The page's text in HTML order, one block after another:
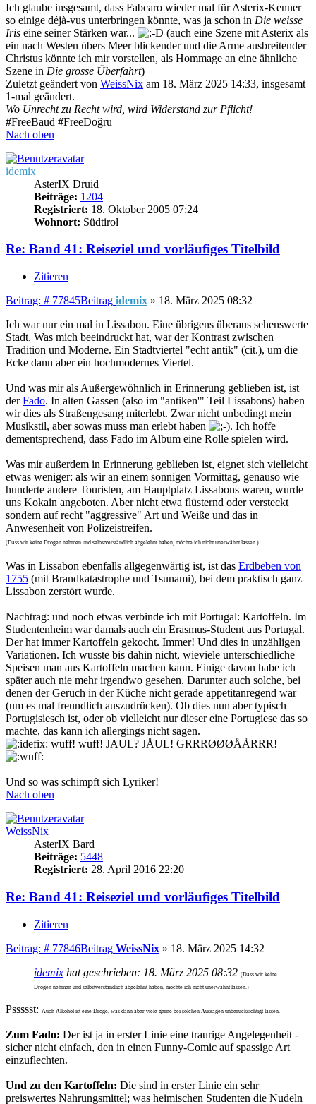
Ich glaube insgesamt, dass Fabcaro wieder mal für Asterix-Kenner
so einige déjà-vus unterbringen könnte, was ja schon in Die weisse
Iris eine seiner Stärken war...
(auch eine Szene mit Asterix als
ein nach Westen übers Meer blickender und die Arme ausbreitender
Christus könnte ich mir vorstellen, als Hommage an eine ähnliche
Szene in Die grosse Überfahrt)
Zuletzt geändert von WeissNix am 18. März 2025 14:33, insgesamt
1-mal geändert.
Wo Unrecht zu Recht wird, wird Widerstand zur Pflicht!
#FreeBaud #FreeDoğru
Nach oben
idemix
AsterIX Druid
Beiträge: 1204
Registriert: 18. Oktober 2005 07:24
Wohnort: Südtirol
Re: Band 41: Reiseziel und vorläufiges Titelbild
Zitieren
Beitrag: # 77845Beitrag idemix » 18. März 2025 08:32
Ich war nur ein mal in Lissabon. Eine übrigens überaus sehenswerte
Stadt. Was mich beeindruckt hat, war der Kontrast zwischen
Tradition und Moderne. Ein Stadtviertel "echt antik" (cit.), um die
Ecke dann aber ein hochmodernes Viertel.
Und was mir als Außergewöhnlich in Erinnerung geblieben ist, ist
derFado. In alten Gassen (also im "antiken'" Teil Lissabons) haben
wir dies als Straßengesang miterlebt. Zwar nicht unbedingt mein
Musikstil, aber sowas muss man erlebt haben
. Ich hoffe
dementsprechend, dass Fado im Album eine Rolle spielen wird.
Was mir außerdem in Erinnerung geblieben ist, eignet sich vielleicht
etwas weniger: als wir an einem sonnigen Vormittag, genauso wie
hunderte andere Touristen, am Hauptplatz Lissabons waren, wurde
uns Kokain angeboten. Aber nicht etwa flüsternd oder versteckt
sondern auf recht "aggressive" Art und Weiße und das in
Anwesenheit von Polizeistreifen.
(Dass wir keine Drogen nehmen und selbstverständlich abgelehnt haben, möchte ich nicht unerwähnt lassen.)
Was in Lissabon ebenfalls allgegenwärtig ist, ist das Erdbeben von
1755 (mit Brandkatastrophe und Tsunami), bei dem praktisch ganz
Lissabon zerstört wurde.
Nachtrag: und noch etwas verbinde ich mit Portugal: Kartoffeln. Im
Studentenheim war damals auch ein Erasmus-Student aus Portugal.
Der hat immer Kartoffeln gekocht. Immer! Und dies in unzähligen
Variationen. Ich wusste bis dahin nicht, wieviele unterschiedliche
Speisen man aus Kartoffeln machen kann. Einige davon habe ich
später auch nie mehr irgendwo gesehen. Darunter auch solche, bei
denen der Geruch in der Küche nicht gerade appetitanregend war
(um es mal freundlich auszudrücken). Ob dies nun aber typisch
Portugisiesch ist, oder ob vielleicht nur dieser eine Portugiese das so
machte, das kann ich allergings nicht sagen.
wuff! wuff! JAUL? JÅUL! GRRRØØØÅÅRRR!
Und so was schimpft sich Lyriker!
Nach oben
WeissNix
AsterIX Bard
Beiträge: 5448
Registriert: 28. April 2016 22:20
Re: Band 41: Reiseziel und vorläufiges Titelbild
Zitieren
Beitrag: # 77846Beitrag WeissNix » 18. März 2025 14:32
idemix hat geschrieben: 18. März 2025 08:32 (Dass wir keine
Drogen nehmen und selbstverständlich abgelehnt haben, möchte ich nicht unerwähnt lassen.)
Pssssst: Auch Alkohol ist eine Droge, was dann aber viele gerne bei solchen Aussagen unberücksichtigt lassen.
Zum Fado: Der ist ja in erster Linie eine traurige Angelegenheit -
sicher nicht einfach, den in einen Funny-Comic auf spassige Art
einzuflechten.
Und zu den Kartoffeln: Die sind in erster Linie ein sehr
preiswertes Nahrungsmittel; was heimischen Studenten die Nudeln